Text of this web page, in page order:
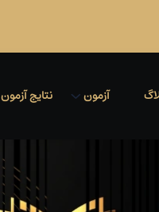
آزمون نتایج آزمون